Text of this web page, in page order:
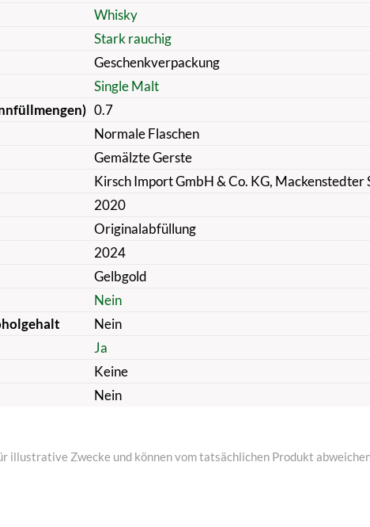
Whisky
Stark rauchig
Geschenkverpackung
Single Malt
0.7
Normale Flaschen
Gemälzte Gerste
Kirsch Import GmbH & Co. KG, Mackenstedter
2020
Originalabfüllung
2024
Gelbgold
Nein
Nein
Ja
Keine
Nein
illustrative Zwecke und können vom tatsächlichen Produkt